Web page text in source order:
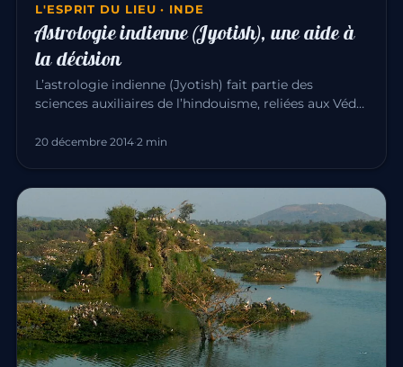
L'ESPRIT DU LIEU · INDE
Astrologie indienne (Jyotish), une aide à
la décision
L’astrologie indienne (Jyotish) fait partie des
sciences auxiliaires de l’hindouisme, reliées aux Véda.
20 décembre 2014·2 min